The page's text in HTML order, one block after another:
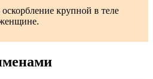
крупной в теле